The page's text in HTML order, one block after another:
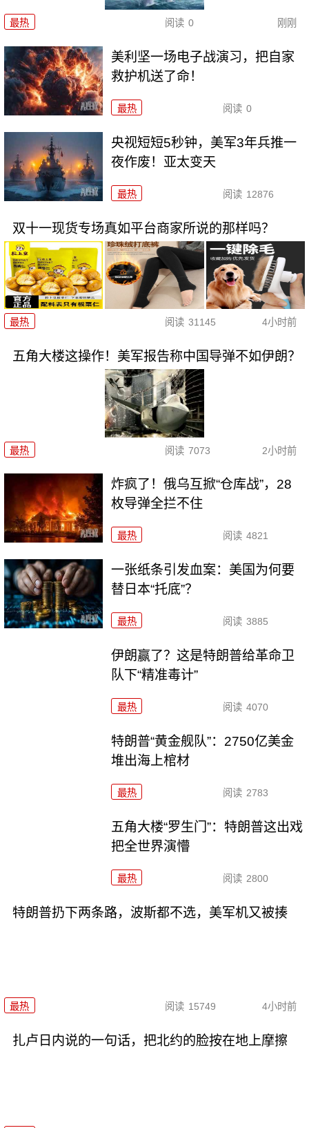
最热 阅读 0 刚刚
美利坚一场电子战演习，把自家
救护机送了命！
最热 阅读 0
央视短短5秒钟，美军3年兵推一
夜作废！亚太变天
最热 阅读 12876
双十一现货专场真如平台商家所说的那样吗？
最热 阅读 31145 4小时前
五角大楼这操作！美军报告称中国导弹不如伊朗？
最热 阅读 7073 2小时前
炸疯了！俄乌互掀“仓库战”，28
枚导弹全拦不住
最热 阅读 4821
一张纸条引发血案：美国为何要
替日本“托底”？
最热 阅读 3885
伊朗赢了？这是特朗普给革命卫
队下“精准毒计”
最热 阅读 4070
特朗普“黄金舰队”：2750亿美金
堆出海上棺材
最热 阅读 2783
五角大楼“罗生门”：特朗普这出戏
把全世界演懵
最热 阅读 2800
特朗普扔下两条路，波斯都不选，美军机又被揍
最热 阅读 15749 4小时前
扎卢日内说的一句话，把北约的脸按在地上摩擦